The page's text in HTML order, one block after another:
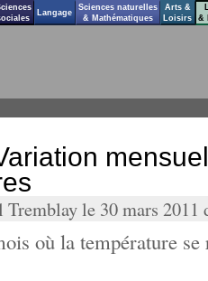
le 30 mars 2011
où la température
Langage
Sciences naturelles
& Mathématiques
Arts &
Loisirs
&